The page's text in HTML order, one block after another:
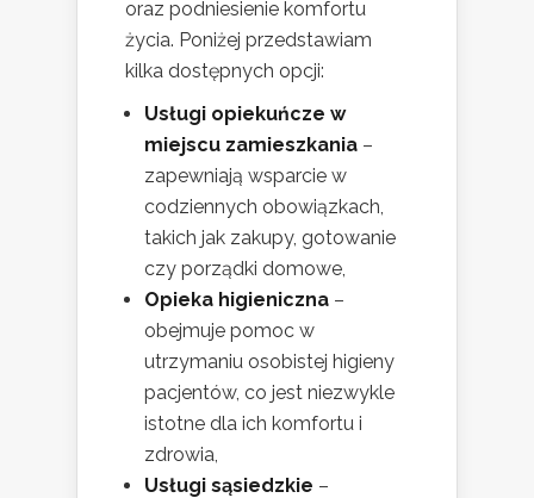
oraz podniesienie komfortu
życia. Poniżej przedstawiam
kilka dostępnych opcji:
Usługi opiekuńcze w
miejscu zamieszkania –
zapewniają wsparcie w
codziennych obowiązkach,
takich jak zakupy, gotowanie
czy porządki domowe,
Opieka higieniczna –
obejmuje pomoc w
utrzymaniu osobistej higieny
pacjentów, co jest niezwykle
istotne dla ich komfortu i
zdrowia,
Usługi sąsiedzkie –